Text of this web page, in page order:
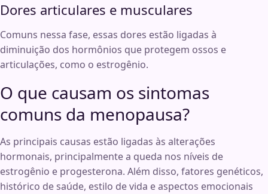
Dores articulares e musculares
Comuns nessa fase, essas dores estão ligadas à
diminuição dos hormônios que protegem ossos e
articulações, como o estrogênio.
O que causam os sintomas
comuns da menopausa?
As principais causas estão ligadas às alterações
hormonais, principalmente a queda nos níveis de
estrogênio e progesterona. Além disso, fatores genéticos,
histórico de saúde, estilo de vida e aspectos emocionais